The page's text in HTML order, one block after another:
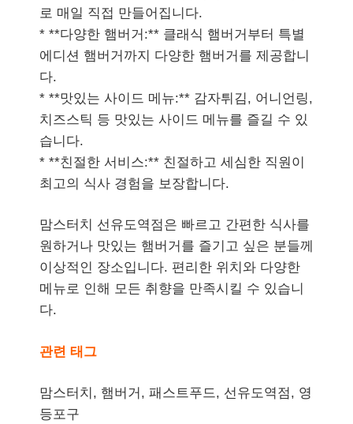
로 매일 직접 만들어집니다.
* **다양한 햄버거:** 클래식 햄버거부터 특별
에디션 햄버거까지 다양한 햄버거를 제공합니
다.
* **맛있는 사이드 메뉴:** 감자튀김, 어니언링,
치즈스틱 등 맛있는 사이드 메뉴를 즐길 수 있
습니다.
* **친절한 서비스:** 친절하고 세심한 직원이
최고의 식사 경험을 보장합니다.
맘스터치 선유도역점은 빠르고 간편한 식사를
원하거나 맛있는 햄버거를 즐기고 싶은 분들께
이상적인 장소입니다. 편리한 위치와 다양한
메뉴로 인해 모든 취향을 만족시킬 수 있습니
다.
관련 태그
맘스터치, 햄버거, 패스트푸드, 선유도역점, 영
등포구